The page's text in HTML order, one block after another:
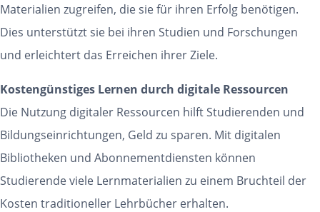
Materialien zugreifen, die sie für ihren Erfolg benötigen.
Dies unterstützt sie bei ihren Studien und Forschungen
und erleichtert das Erreichen ihrer Ziele.
Kostengünstiges Lernen durch digitale Ressourcen
Die Nutzung digitaler Ressourcen hilft Studierenden und
Bildungseinrichtungen, Geld zu sparen. Mit digitalen
Bibliotheken und Abonnementdiensten können
Studierende viele Lernmaterialien zu einem Bruchteil der
Kosten traditioneller Lehrbücher erhalten.